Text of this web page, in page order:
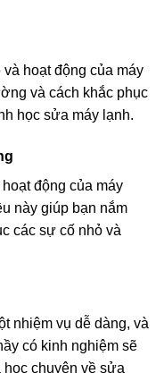
hoạt động của máy
và cách khắc phục
học sửa máy lạnh.
động của máy
này giúp bạn nắm
các sự cố nhỏ và
nhiệm vụ dễ dàng, và
có kinh nghiệm sẽ
chuyên về sửa